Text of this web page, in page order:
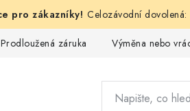
Celozávodní
Prodloužená záruka Výměna nebo